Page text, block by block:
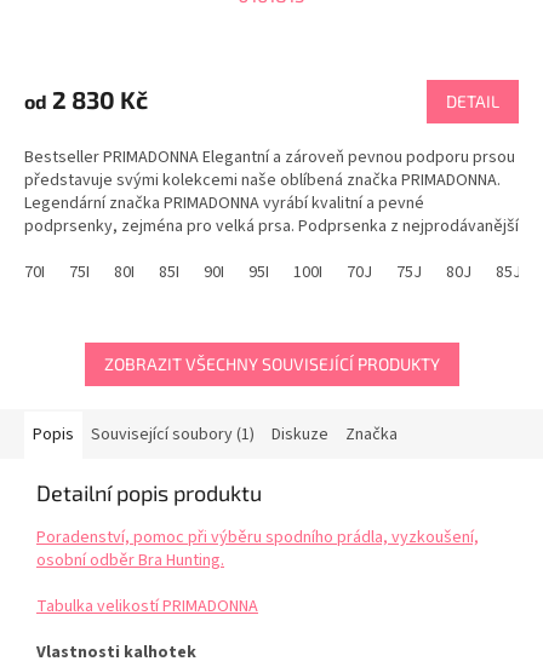
produktu
je
z
5
hvězdiček.
od 2 830 Kč DETAIL
Bestseller PRIMADONNA Elegantní a zároveň pevnou podporu prsou
představuje svými kolekcemi naše oblíbená značka PRIMADONNA.
Legendární značka PRIMADONNA vyrábí kvalitní a pevné
podprsenky, zejména pro velká prsa. Podprsenka z nejprodávanější
70I
75I 80I 85I 90I 95I 100I 70J 75J 80J 85J
ZOBRAZIT VŠECHNY SOUVISEJÍCÍ PRODUKTY
Popis Související soubory (1) Diskuze Značka
Detailní popis produktu
Poradenství, pomoc při výběru spodního prádla, vyzkoušení,
osobní odběr Bra Hunting.
Tabulka velikostí PRIMADONNA
Vlastnosti kalhotek